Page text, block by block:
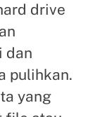
drive
dan
pulihkan.
yang